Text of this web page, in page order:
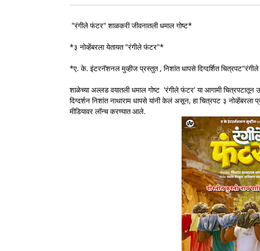
"रंगीले फंटर" शाळकरी जीवनातली धमाल गोष्ट*
*३ नोव्हेंबरला येतायत "रंगीले फंटर"*
*ए. के. इंटरनॅशनल मुव्हीज प्रस्तुत , निशांत धापसे दिग्दर्शित चित्रपट"रंगीले
शाळेच्या अल्लड वयातली धमाल गोष्ट 'रंगीले फंटर' या आगामी
दिग्दर्शन निशांत नाथाराम धापसे यांनी केलं असून, हा चित्रपट ३
मीडियावर लॉन्च करण्यात आले.